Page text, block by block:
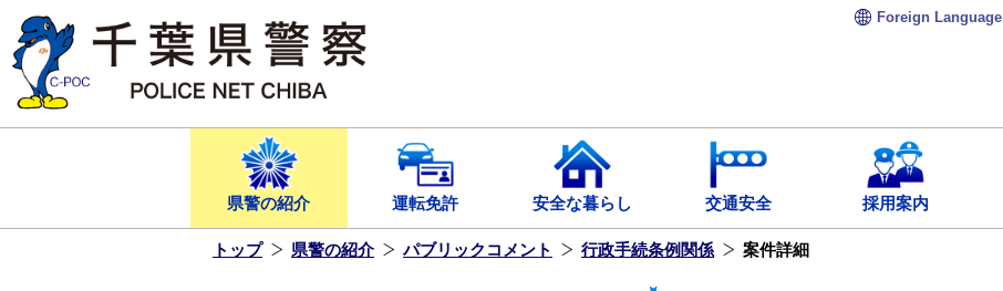
ス
キ
ま
Foreign Language
県警の紹介 運転免許 安全な暮らし 交通安全 採用案内
トップ 県警の紹介 パブリックコメント 行政手続条例関係 案件詳細